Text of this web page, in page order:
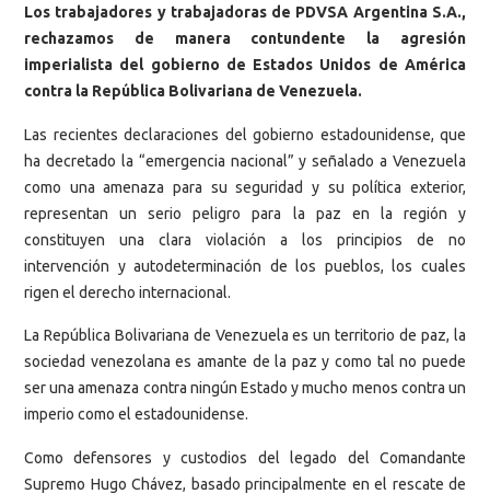
Los trabajadores y trabajadoras de PDVSA Argentina S.A.,
rechazamos de manera contundente la agresión
imperialista del gobierno de Estados Unidos de América
contra la República Bolivariana de Venezuela.
Las recientes declaraciones del gobierno estadounidense, que
ha decretado la “emergencia nacional” y señalado a Venezuela
como una amenaza para su seguridad y su política exterior,
representan un serio peligro para la paz en la región y
constituyen una clara violación a los principios de no
intervención y autodeterminación de los pueblos, los cuales
rigen el derecho internacional.
La República Bolivariana de Venezuela es un territorio de paz, la
sociedad venezolana es amante de la paz y como tal no puede
ser una amenaza contra ningún Estado y mucho menos contra un
imperio como el estadounidense.
Como defensores y custodios del legado del Comandante
Supremo Hugo Chávez, basado principalmente en el rescate de